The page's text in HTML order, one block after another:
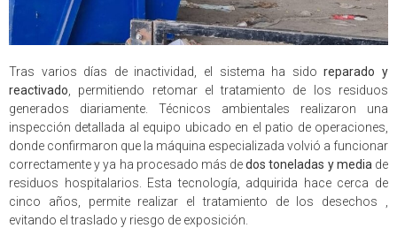
Tras varios días de inactividad, el sistema ha sidoreparado y
reactivado , permitiendo retomar el tratamiento de los residuos
generados diariamente. Técnicos ambientales realizaron una
inspección detallada al equipo ubicado en el patio de operaciones,
donde confirmaron que la máquina especializada volvió a funcionar
correctamente y ya ha procesado más dedos toneladas y media de
residuos hospitalarios. Esta tecnología, adquirida hace cerca de
cinco años, permite realizar el tratamiento de los desechos ,
evitando el traslado y riesgo de exposición.